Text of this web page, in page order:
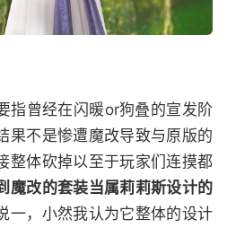
指曾经在闪暖or狗叠的宣发阶
果不是惨遭魔改导致与原版的
整体砍掉以至于玩家们连摸都
魔改的套装当属莉莉斯设计的
一，小然我认为它整体的设计